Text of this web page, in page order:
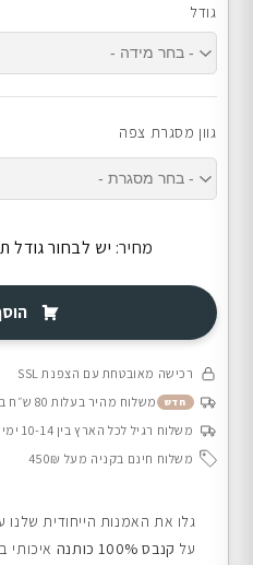
גודל
גוון מסגרת צפה
מחיר: יש לבחור גודל
רכישה מאובטחת עם הצפנת SSL
חדש
משלוח מהיר בעלות 80 ש״ח בין 4-8 ימי עסקים
משלוח רגיל לכל הארץ בין 10-14 ימי עסקים
משלוח חינם בקניה מעל 450₪
גלו את האמנות הייחודית
על קנבס 100% כותנה איכותי